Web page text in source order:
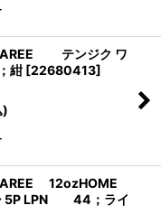
テンジク ワ
紺 [22680413]
)
12ozHOME
5P LPN 44；ライ